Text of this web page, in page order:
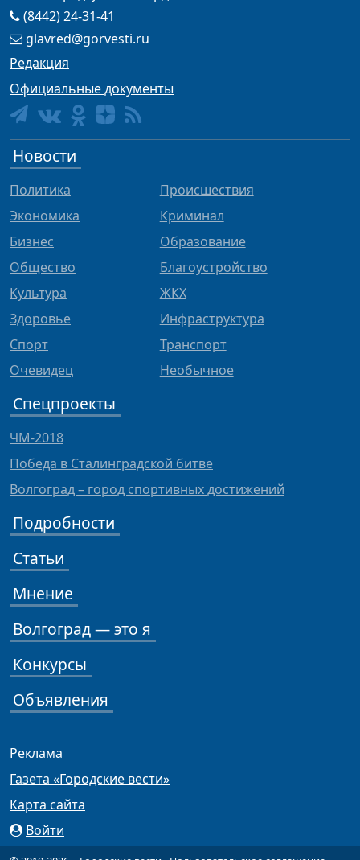
(8442) 24-31-41
glavred@gorvesti.ru
Редакция
Официальные документы
Новости
Политика
Экономика
Бизнес
Общество
Культура
Здоровье
Спорт
Очевидец
Происшествия
Криминал
Образование
Благоустройство
ЖКХ
Инфраструктура
Транспорт
Необычное
Спецпроекты
ЧМ-2018
Победа в Сталинградской битве
Волгоград – город спортивных достижений
Подробности
Статьи
Мнение
Волгоград — это я
Конкурсы
Объявления
Реклама
Газета «Городские вести»
Карта сайта
Войти